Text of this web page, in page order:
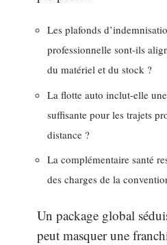
Les plafonds
professionnelle sont-ils
du matériel et du stock ?
La flotte auto inclut-elle
suffisante pour les trajets
distance ?
La complémentaire santé
des charges de la
Un package global
peut masquer une